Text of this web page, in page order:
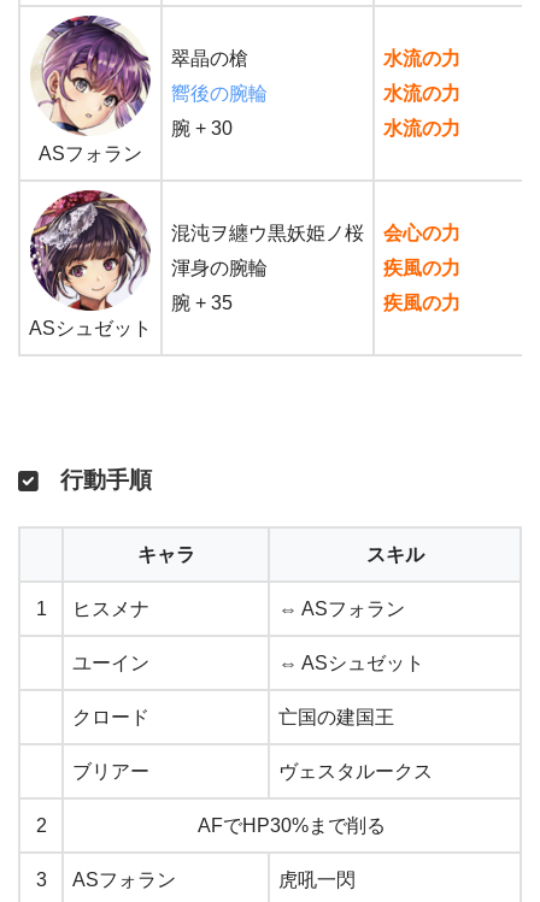
ASフォラン
翠晶の槍
嚮後の腕輪
腕 + 30
水流の力
水流の力
水流の力
ASシュゼット
混沌ヲ纏ウ黒妖姫ノ桜
渾身の腕輪
腕 + 35
会心の力
疾風の力
疾風の力
行動手順
キャラ スキル
1 ヒスメナ ⇔ ASフォラン
ユーイン ⇔ ASシュゼット
クロード 亡国の建国王
ブリアー ヴェスタルークス
2 AFでHP30%まで削る
3 ASフォラン 虎吼一閃